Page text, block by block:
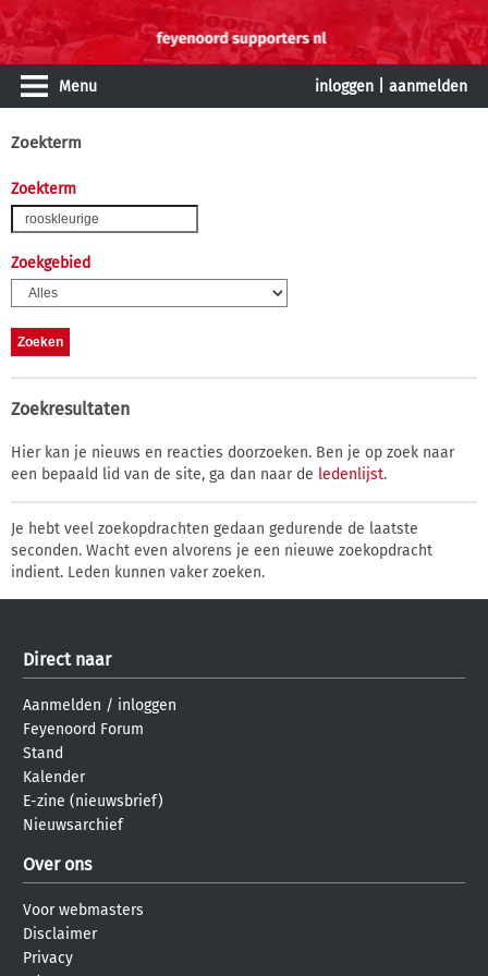
Menu inloggen aanmelden
Zoekterm
Zoekterm
Zoekgebied
Zoekresultaten
Hier kan je nieuws en reacties doorzoeken. Ben je op zoek naar
een bepaald lid van de site, ga dan naar de ledenlijst.
Je hebt veel zoekopdrachten gedaan gedurende de laatste
seconden. Wacht even alvorens je een nieuwe zoekopdracht
indient. Leden kunnen vaker zoeken.
Direct naar
Aanmelden / inloggen
Feyenoord Forum
Stand
Kalender
E-zine (nieuwsbrief)
Nieuwsarchief
Over ons
Voor webmasters
Disclaimer
Privacy